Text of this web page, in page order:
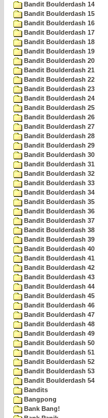
Bandit Boulderdash 14
Bandit Boulderdash 15
Bandit Boulderdash 16
Bandit Boulderdash 17
Bandit Boulderdash 18
Bandit Boulderdash 19
Bandit Boulderdash 20
Bandit Boulderdash 21
Bandit Boulderdash 22
Bandit Boulderdash 23
Bandit Boulderdash 24
Bandit Boulderdash 25
Bandit Boulderdash 26
Bandit Boulderdash 27
Bandit Boulderdash 28
Bandit Boulderdash 29
Bandit Boulderdash 30
Bandit Boulderdash 31
Bandit Boulderdash 32
Bandit Boulderdash 33
Bandit Boulderdash 34
Bandit Boulderdash 35
Bandit Boulderdash 36
Bandit Boulderdash 37
Bandit Boulderdash 38
Bandit Boulderdash 39
Bandit Boulderdash 40
Bandit Boulderdash 41
Bandit Boulderdash 42
Bandit Boulderdash 43
Bandit Boulderdash 44
Bandit Boulderdash 45
Bandit Boulderdash 46
Bandit Boulderdash 47
Bandit Boulderdash 48
Bandit Boulderdash 49
Bandit Boulderdash 50
Bandit Boulderdash 51
Bandit Boulderdash 52
Bandit Boulderdash 53
Bandit Boulderdash 54
Bandits
Bangpong
Bank Bang!